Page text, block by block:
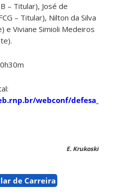
– Titular), José de
– Titular), Nilton da Silva
e Viviane Simioli Medeiros
webconf/defesa_maa
E. Krukoski
de Carreira